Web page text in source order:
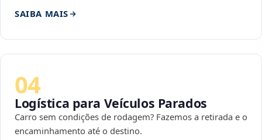
SAIBA MAIS
04
Logística para Veículos Parados
Carro sem condições de rodagem? Fazemos a retirada e o
encaminhamento até o destino.